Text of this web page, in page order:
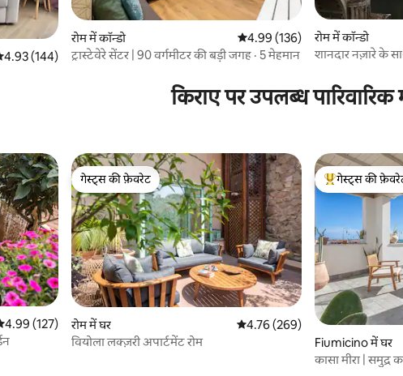
रेटिंग 5 में से 4.93, 144 समीक्षाएँ
4.93 (144)
रोम में कॉन्डो औसत रेटिंग 5 में से 4.99, 136
4.99 (136)
ट्रास्टेवेरे सेंटर | 90 वर्गमीटर की बड़ी जगह · 5 मेहमान
रोम में कॉन्डो
शानदार नज़ारे के
किराए पर उपलब्ध
रेटिंग 5 में से 4.99, 127 समीक्षाएँ
4.99 (127)
गेस्ट्स की फ़ेवरेट
गेस्ट्स की फ़ेवरेट
रोम में घर औसत रेटिंग 5 में से 4.76, 269
4.76 (269)
वियोला लक्ज़री अपार्टमेंट रोम
गेस्ट्स का टॉप
गेस्ट्स की
Fiumicino में घर
कासा मीरा | समुद्र